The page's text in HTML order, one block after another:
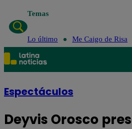
Temas
Lo último Me Caigo de Risa
Espectáculos
Deyvis Orosco